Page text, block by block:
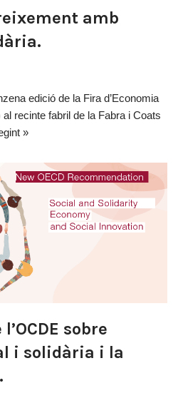
amb
edició de la Fira d’Economia
recinte fabril de la Fabra i Coats
»
sobre
i solidària i la